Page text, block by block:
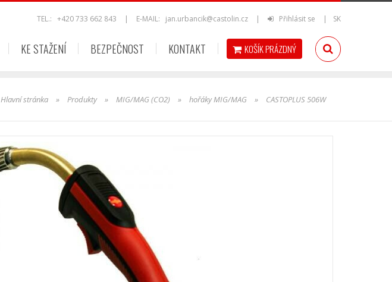
TEL.:+420 733 662 843 | E-MAIL: jan.urbancik@castolin.cz | Přihlásit se | SK
KE STAŽENÍ BEZPEČNOST KONTAKT KOŠÍKPRÁZDNÝ
Hlavní stránka » Produkty » MIG/MAG (CO2) » hořáky MIG/MAG » CASTOPLUS 506W